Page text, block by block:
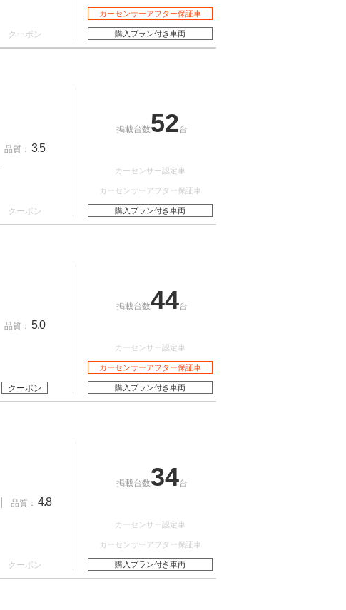
クーポン
カーセンサーアフター保証車
購入プラン付き車両
品質： 3.5
クーポン
掲載台数52台
カーセンサー認定車
カーセンサーアフター保証車
購入プラン付き車両
品質： 5.0
クーポン
掲載台数44台
カーセンサー認定車
カーセンサーアフター保証車
購入プラン付き車両
品質： 4.8
クーポン
掲載台数34台
カーセンサー認定車
カーセンサーアフター保証車
購入プラン付き車両